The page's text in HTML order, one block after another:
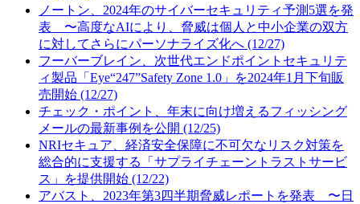
ノートン、2024年のサイバーセキュリティ予測5選を発
表 〜高度なAIにより、脅威は個人と中小企業の双方
に対してさらにパーソナライズ化へ (12/27)
フーバーブレイン、次世代エンドポイントセキュリテ
ィ製品「Eye“247”Safety Zone 1.0」を2024年1月下旬販
売開始 (12/27)
チェック・ポイント、年末に向け増えるフィッシング
メールの最新事例を公開 (12/25)
NRIセキュア、経済安全保障に不可欠なリスク対策を
総合的に支援する「サプライチェーントラストサービ
ス」を提供開始 (12/22)
アバスト、2023年第3四半期脅威レポートを発表 〜日